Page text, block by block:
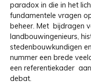
paradox in die in het
fundamentele vragen
beheer. Met bijdragen
landbouwingenieurs,
stedenbouwkundigen
nummer een brede
een referentiekader
debat.